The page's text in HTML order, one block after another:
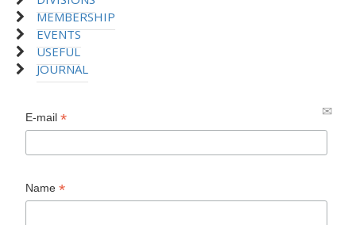
MEMBERSHIP
EVENTS
USEFUL
JOURNAL
E-mail*
Name*